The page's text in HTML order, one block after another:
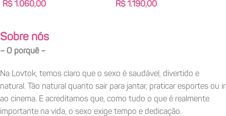
R$1.060,00 R$1.190,00
Sobre nós
~ O porquê ~
Na Lovtok, temos claro que o sexo é saudável, divertido e
natural. Tão natural quanto sair para jantar, praticar esportes ou ir
ao cinema. E acreditamos que, como tudo o que é realmente
importante na vida, o sexo exige tempo e dedicação.